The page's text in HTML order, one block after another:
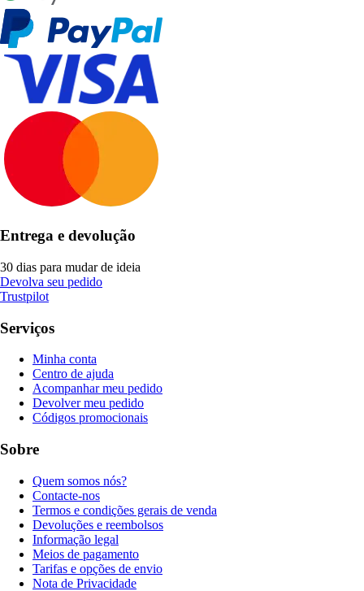
Entrega e devolução
30 dias para mudar de ideia
Devolva seu pedido
Trustpilot
Serviços
Minha conta
Centro de ajuda
Acompanhar meu pedido
Devolver meu pedido
Códigos promocionais
Sobre
Quem somos nós?
Contacte-nos
Termos e condições gerais de venda
Devoluções e reembolsos
Informação legal
Meios de pagamento
Tarifas e opções de envio
Nota de Privacidade